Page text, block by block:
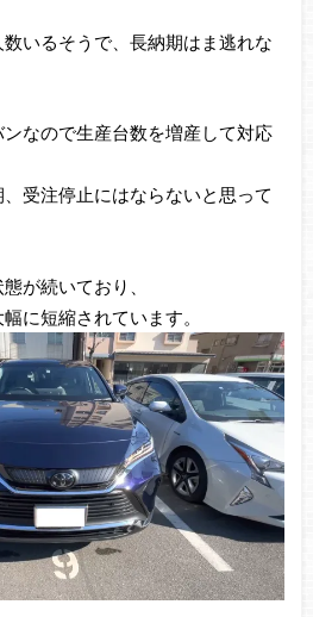
いるそうで、長納期はま逃れな
なので生産台数を増産して対応
受注停止にはならないと思って
が続いており、
に短縮されています。